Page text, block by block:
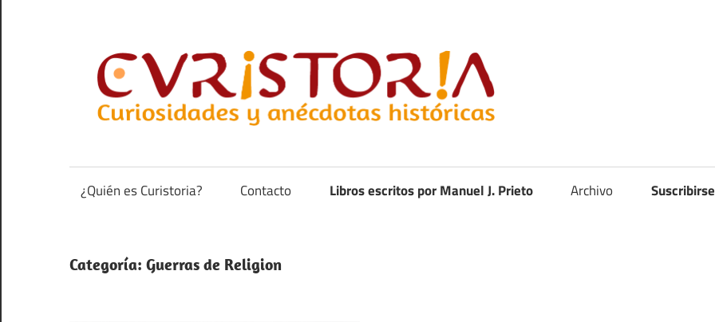
contenido
anécdotas
de
¿Quién es Curistoria? Contacto Libros escritos por Manuel J. Prieto Archivo
Categoría: Guerras de Religion